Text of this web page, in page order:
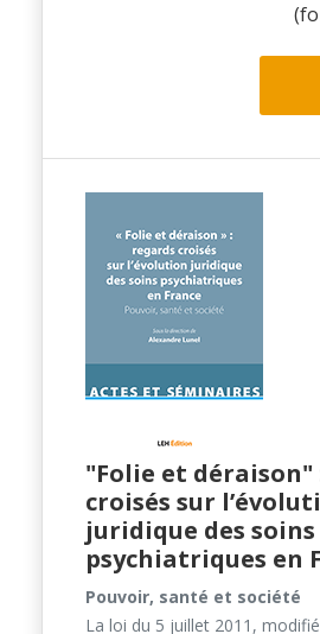
"Folie et déraison"
croisés sur
juridique des soins
psychiatriques en
Pouvoir, santé et société
La loi du 5 juillet 2011,